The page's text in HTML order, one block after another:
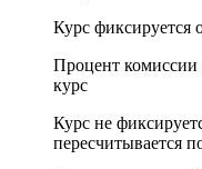
Курс фиксируется
Процент комиссии
курс
Курс не
пересчитывается